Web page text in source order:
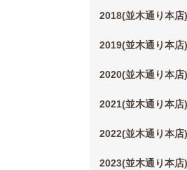
2018(並木通り本店)
2019(並木通り本店)
2020(並木通り本店)
2021(並木通り本店)
2022(並木通り本店)
2023(並木通り本店)